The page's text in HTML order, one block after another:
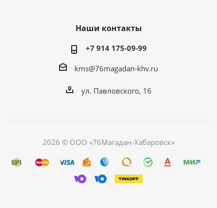
Наши контакты
+7 914 175-09-99‬
kms@76magadan-khv.ru
ул. Павловского, 16
2026 © ООО «76Магадан-Хабаровск»